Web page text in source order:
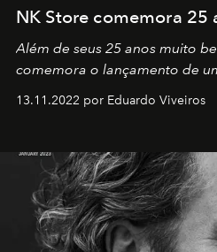
NK Store comemora 25
Além de seus 25 anos muito
comemora o lançamento de
13.11.2022 por Eduardo Viveiros